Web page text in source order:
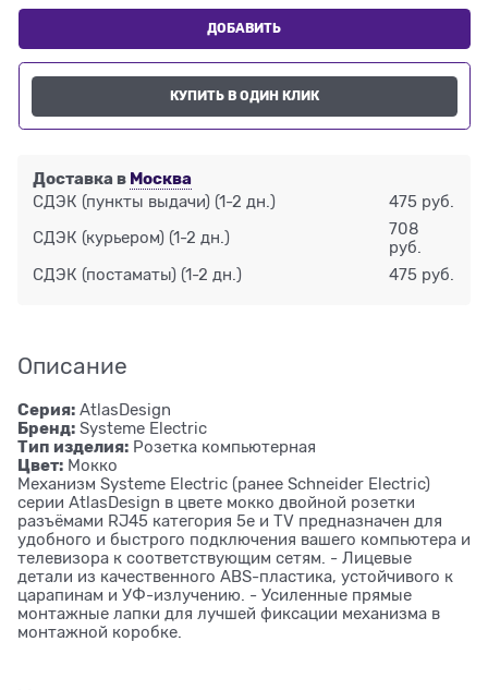
ДОБАВИТЬ
КУПИТЬ В ОДИН КЛИК
Доставка в Москва
СДЭК (пункты выдачи) (1-2 дн.) 475 руб.
СДЭК (курьером) (1-2 дн.)
708
руб.
СДЭК (постаматы) (1-2 дн.) 475 руб.
Описание
Серия: AtlasDesign
Бренд: Systeme Electric
Тип изделия: Розетка компьютерная
Цвет: Мокко
Механизм Systeme Electric (ранее Schneider Electric)
серии AtlasDesign в цвете мокко двойной розетки
разъёмами RJ45 категория 5е и TV предназначен для
удобного и быстрого подключения вашего компьютера и
телевизора к соответствующим сетям. - Лицевые
детали из качественного ABS-пластика, устойчивого к
царапинам и УФ-излучению. - Усиленные прямые
монтажные лапки для лучшей фиксации механизма в
монтажной коробке.